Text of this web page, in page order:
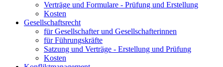
Verträge und Formulare - Prüfung und Erstellung
Kosten
Gesellschaftsrecht
für Gesellschafter und Gesellschafterinnen
für Führungskräfte
Satzung und Verträge - Erstellung und Prüfung
Kosten